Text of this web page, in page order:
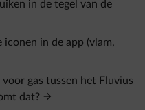
in de tegel van de
in de app (vlam,
gas tussen het Fluvius
dat?